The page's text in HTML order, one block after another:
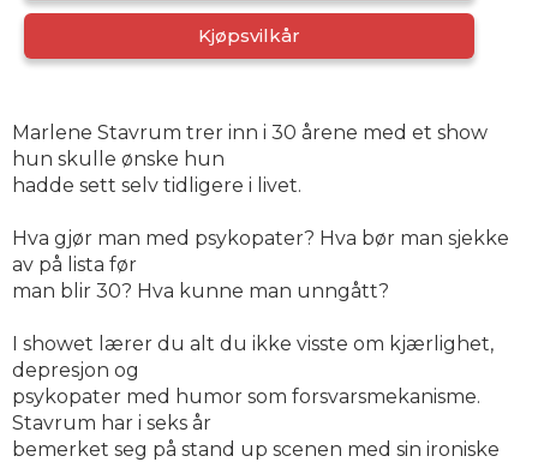
Kjøpsvilkår
Marlene Stavrum trer inn i 30 årene med et show
hun skulle ønske hun
hadde sett selv tidligere i livet.
Hva gjør man med psykopater? Hva bør man sjekke
av på lista før
man blir 30? Hva kunne man unngått?
I showet lærer du alt du ikke visste om kjærlighet,
depresjon og
psykopater med humor som forsvarsmekanisme.
Stavrum har i seks år
bemerket seg på stand up scenen med sin ironiske